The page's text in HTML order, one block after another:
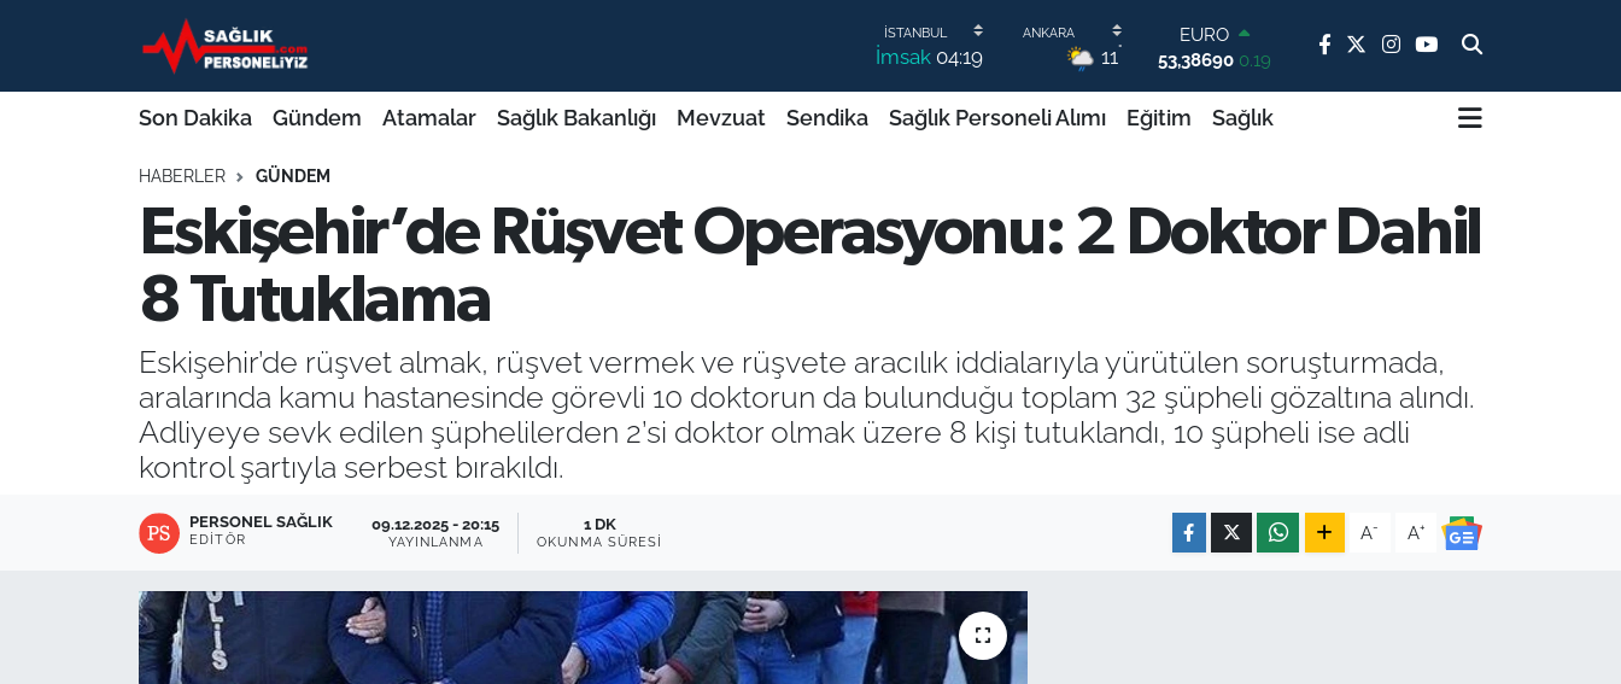
İmsak 04:19 11°
STERLİN
61,60380 0.18
G.ALTIN
6862,09000 0.19
79.591,74 -1.82
DOLAR
Son Dakika Gündem Atamalar Sağlık Bakanlığı Mevzuat Sendika Sağlık Personeli Alımı Eğitim Sağlık
HABERLER GÜNDEM
Eskişehir’de Rüşvet Operasyonu: 2 Doktor Dahil
8 Tutuklama
Eskişehir’de rüşvet almak, rüşvet vermek ve rüşvete aracılık iddialarıyla yürütülen soruşturmada,
aralarında kamu hastanesinde görevli 10 doktorun da bulunduğu toplam 32 şüpheli gözaltına alındı.
Adliyeye sevk edilen şüphelilerden 2’si doktor olmak üzere 8 kişi tutuklandı, 10 şüpheli ise adli
kontrol şartıyla serbest bırakıldı.
PERSONEL SAĞLIK
EDITÖR
09.12.2025 - 20:15
YAYINLANMA
1 DK
OKUNMA SÜRESI A- A+
Son Dakika
Atamalar
Sağlık Bakanlığı
Sendika
Sağlık Personeli Alımı
Güncel
Nöbetçi Eczaneler
Namaz Vakitleri
Trafik Durumu
Tüm Manşetler
Son Dakika Haberleri
Haber Arşivi